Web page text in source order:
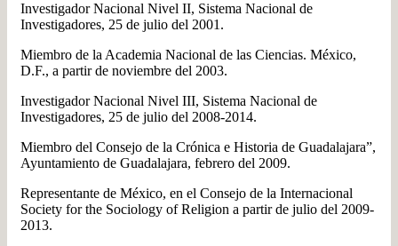
Investigador Nacional Nivel II, Sistema Nacional de
Investigadores, 25 de julio del 2001.
Miembro de la Academia Nacional de las Ciencias. México,
D.F., a partir de noviembre del 2003.
Investigador Nacional Nivel III, Sistema Nacional de
Investigadores, 25 de julio del 2008-2014.
Miembro del Consejo de la Crónica e Historia de Guadalajara”,
Ayuntamiento de Guadalajara, febrero del 2009.
Representante de México, en el Consejo de la Internacional
Society for the Sociology of Religion a partir de julio del 2009-
2013.